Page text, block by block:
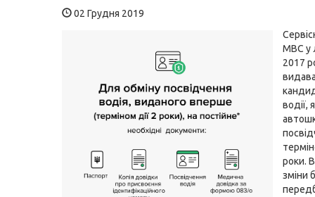
02 Грудня 2019
МВС у
2017
водії,
роки.
зміни